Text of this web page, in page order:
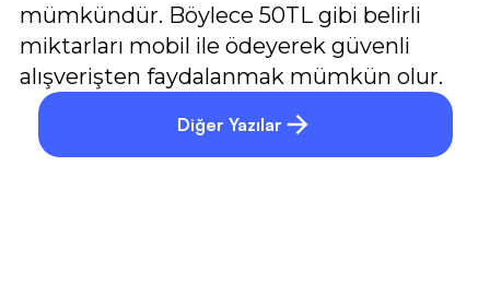
mümkündür. Böylece 50TL gibi belirli
miktarları mobil ile ödeyerek güvenli
alışverişten faydalanmak mümkün olur.
Diğer Yazılar